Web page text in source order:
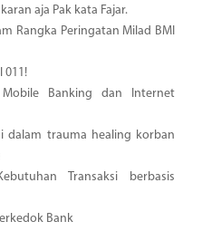
aja Pak kata Fajar.
Rangka Peringatan Milad BMI
011!
Banking dan Internet
dalam trauma healing korban
Transaksi berbasis
Bank